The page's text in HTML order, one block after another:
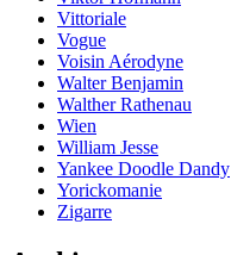
Vittoriale
Vogue
Voisin Aérodyne
Walter Benjamin
Walther Rathenau
Wien
William Jesse
Yankee Doodle Dandy
Yorickomanie
Zigarre